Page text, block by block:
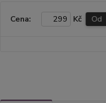
Cena: Kč Od